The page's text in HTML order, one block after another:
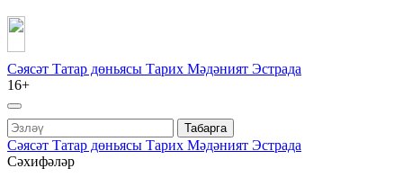
Сәясәт Татар дөньясы Тарих Мәдәният Эстрада
16+
Табарга
Сәясәт Татар дөньясы Тарих Мәдәният Эстрада
Сәхифәләр